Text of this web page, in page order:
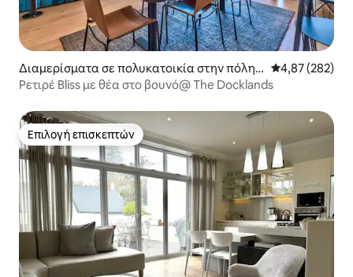
Διαμερίσματα σε πολυκατοικία στην πόλη
Κέιπ Τάουν
Μέση
4,87 (282)
Ρετιρέ Bliss με θέα στο βουνό@ The Docklands
Επιλογή επισκεπτών
Επιλογή επισκεπτών